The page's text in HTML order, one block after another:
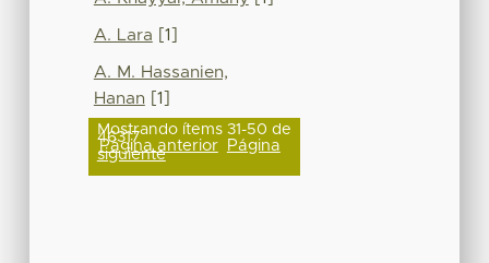
A. Lara [1]
A. M. Hassanien,
Hanan [1]
Mostrando ítems 31-50 de
46317
Página anterior Página
siguiente